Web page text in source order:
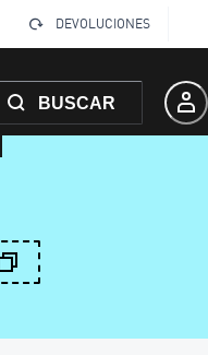
DEVOLUCIONES
BUSCAR